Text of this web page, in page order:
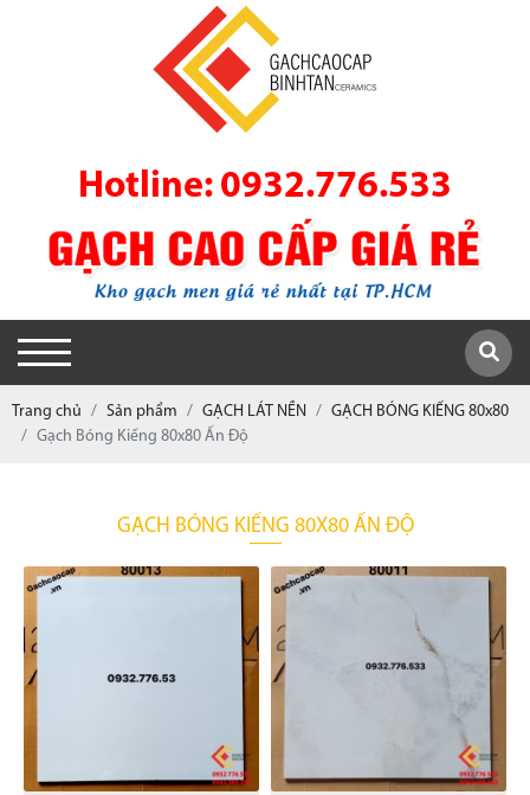
Hotline: 0932.776.533
Trang chủ Sản phẩm GẠCH LÁT NỀN
GẠCH BÓNG KIẾNG 80x80
Gạch Bóng Kiếng 80x80 Ấn Độ
GẠCH BÓNG KIẾNG 80X80 ẤN ĐỘ